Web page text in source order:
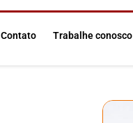
Contato Trabalhe conosco